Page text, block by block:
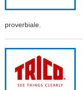
proverbiale.